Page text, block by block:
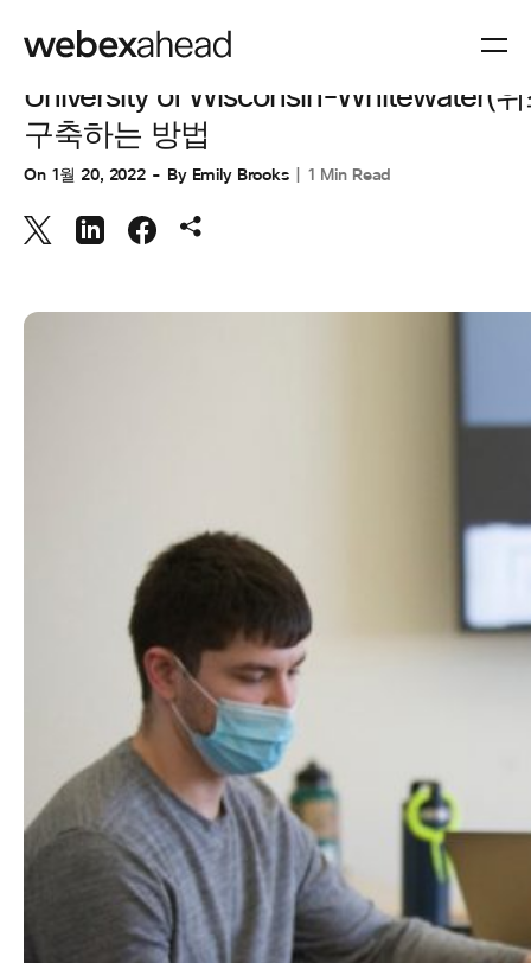
CUSTOMER STORIES,협업
University of Wisconsin-Whitewater(
구축하는 방법
On 1월 20, 2022 By Emily Brooks 1 Min Read